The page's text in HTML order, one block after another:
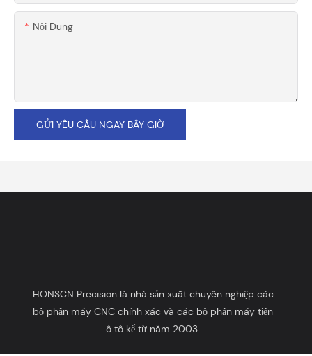
Nội Dung
GỬI YÊU CẦU NGAY BÂY GIỜ
HONSCN Precision là nhà sản xuất chuyên nghiệp các
bộ phận máy CNC chính xác và các bộ phận máy tiện
ô tô kể từ năm 2003.